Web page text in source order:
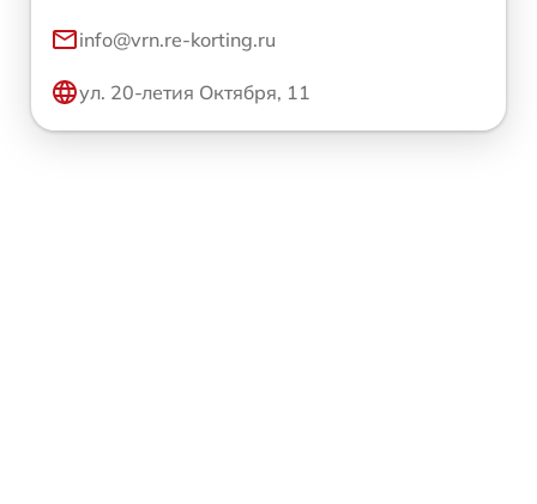
info@vrn.re-korting.ru
ул. 20-летия Октября, 11